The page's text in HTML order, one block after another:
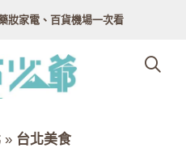
妝家電、百貨機場一次看
» 台北美食